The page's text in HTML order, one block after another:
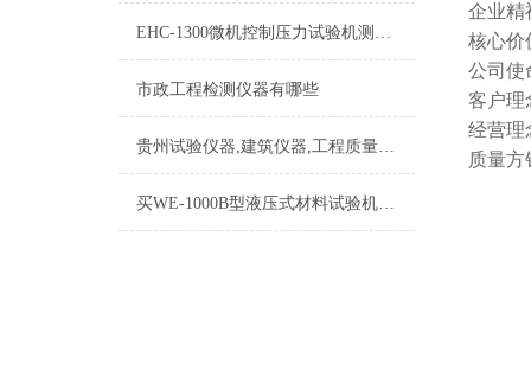
EHC-1300微机控制压力试验机测控系统软件升级
市政工程检测仪器有哪些
贵州试验仪器,建筑仪器,工程质量检测仪器,公路仪器、水利检测仪器
买WE-1000B型液压式材料试验机送计量合格证书
企业精
核心价
公司使
客户理
经营理
质量